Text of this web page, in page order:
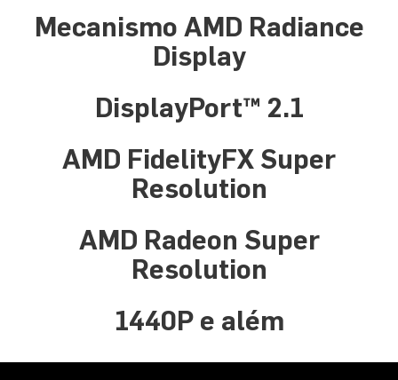
Mecanismo AMD Radiance
Display
DisplayPort™ 2.1
AMD FidelityFX Super
Resolution
AMD Radeon Super
Resolution
1440P e além